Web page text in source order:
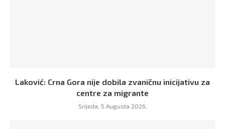
Laković: Crna Gora nije dobila zvaničnu inicijativu za
centre za migrante
Srijeda, 5 Augusta 2026,